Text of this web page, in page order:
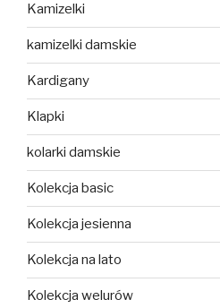
Kamizelki
kamizelki damskie
Kardigany
Klapki
kolarki damskie
Kolekcja basic
Kolekcja jesienna
Kolekcja na lato
Kolekcja welurów